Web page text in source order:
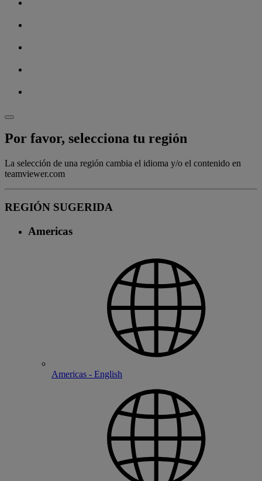
Por favor, selecciona tu región
La selección de una región cambia el idioma y/o el contenido en
teamviewer.com
REGIÓN SUGERIDA
Americas
Americas - English